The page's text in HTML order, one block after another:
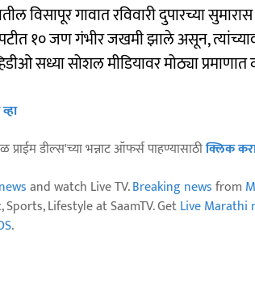
विसापूर गावात रविवारी दुपारच्या
१० जण गंभीर जखमी झाले असून,
सध्या सोशल मीडियावर मोठ्या
प्राईम डील्स'च्या भन्नाट ऑफर्स पाहण्यासाठीक्लिक
and watch Live TV.Breaking newsfrom
Lifestyle at SaamTV. GetLive Marathi
.